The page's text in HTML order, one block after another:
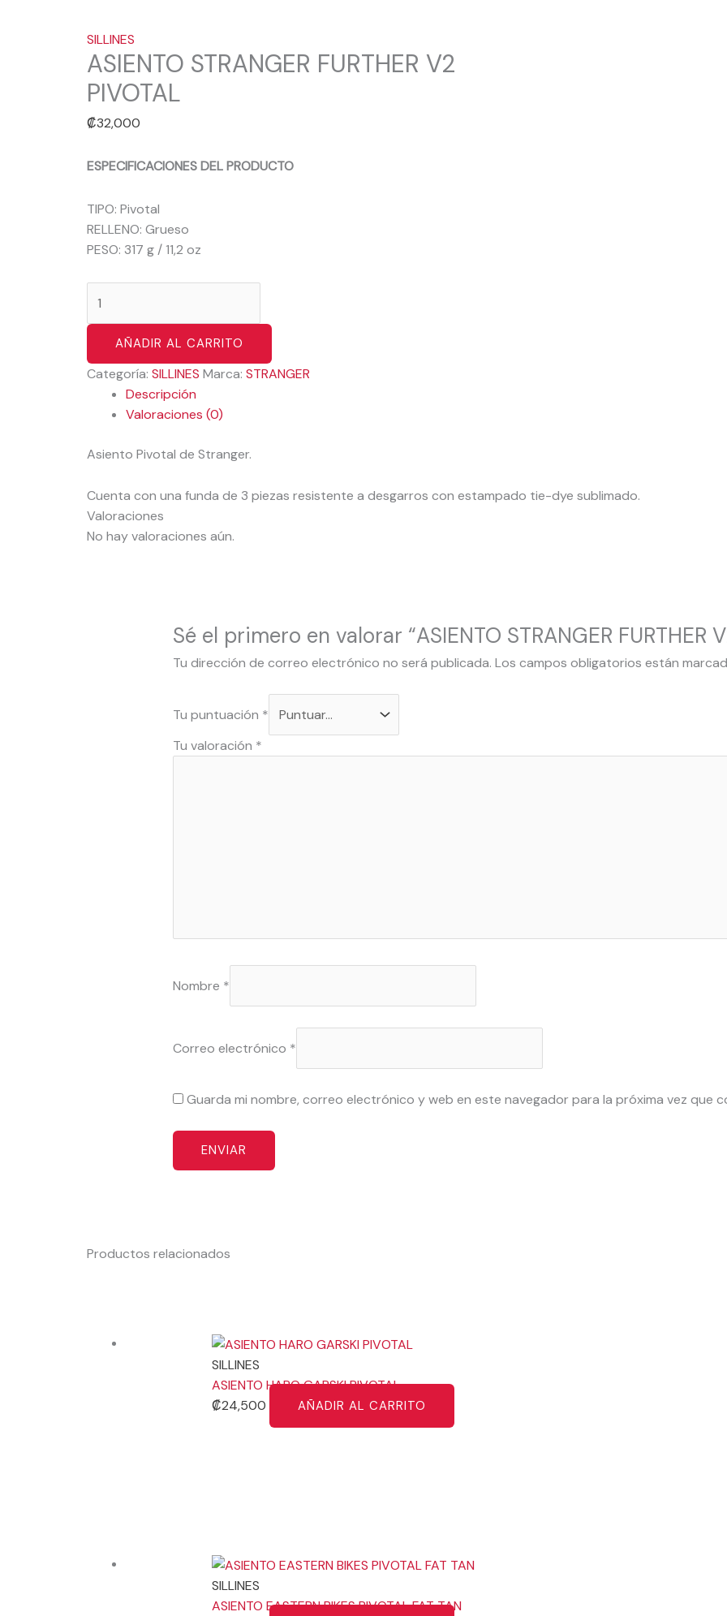
SILLINES
ASIENTO STRANGER FURTHER V2
PIVOTAL
₡32,000
ESPECIFICACIONES DEL PRODUCTO
TIPO: Pivotal
RELLENO: Grueso
PESO: 317 g / 11,2 oz
AÑADIR AL CARRITO
Categoría: SILLINES Marca: STRANGER
Descripción
Valoraciones (0)
Asiento Pivotal de Stranger.
Cuenta con una funda de 3 piezas resistente a desgarros con estampado tie-dye sublimado.
Valoraciones
No hay valoraciones aún.
Sé el primero en valorar “ASIENTO STRANGER FURTHER
Tu dirección de correo electrónico no será publicada. Los campos obligatorios están
Tu puntuación *
Tu valoración *
Nombre *
Correo electrónico *
Guarda mi nombre, correo electrónico y web en este navegador para la próxima vez que
Productos relacionados
SILLINES
ASIENTO HARO GARSKI PIVOTAL
₡24,500 AÑADIR AL CARRITO
SILLINES
ASIENTO EASTERN BIKES PIVOTAL FAT TAN